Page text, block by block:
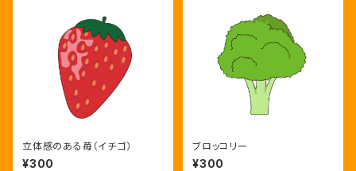
立体感のある苺（イチゴ）
¥300
ブロッコリー
¥300